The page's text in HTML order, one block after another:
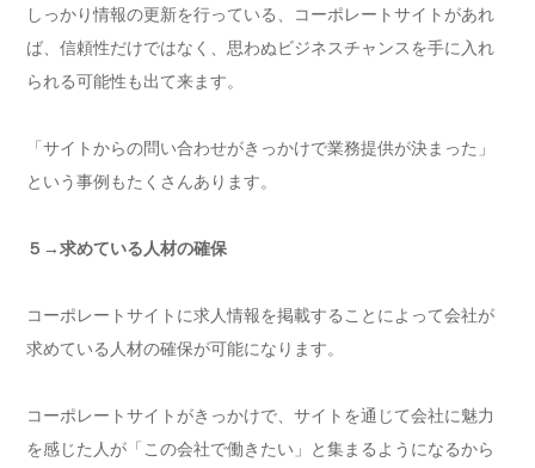
しっかり情報の更新を行っている、コーポレートサイトがあれ
ば、信頼性だけではなく、思わぬビジネスチャンスを手に入れ
られる可能性も出て来ます。
「サイトからの問い合わせがきっかけで業務提供が決まった」
という事例もたくさんあります。
５→求めている人材の確保
コーポレートサイトに求人情報を掲載することによって会社が
求めている人材の確保が可能になります。
コーポレートサイトがきっかけで、サイトを通じて会社に魅力
を感じた人が「この会社で働きたい」と集まるようになるから